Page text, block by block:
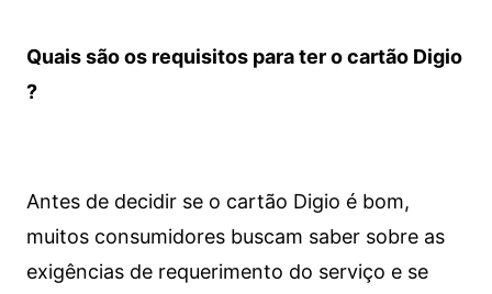
Quais são os requisitos para ter o cartão Digio
?
Antes de decidir se o cartão Digio é bom,
muitos consumidores buscam saber sobre as
exigências de requerimento do serviço e se